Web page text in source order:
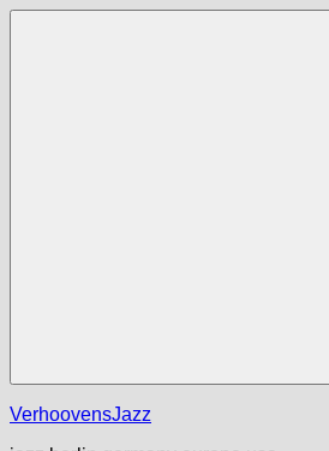
Zum
VerhoovensJazz